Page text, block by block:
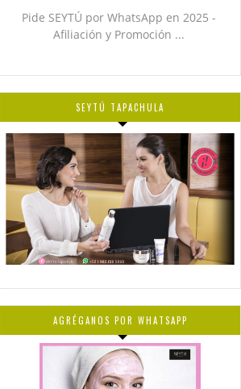
Pide SEYTÚ por WhatsApp en 2025 -
Afiliación y Promoción ...
SEYTÚ TAPACHULA
AGRÉGANOS POR WHATSAPP